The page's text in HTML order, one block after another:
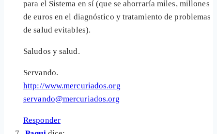
para el Sistema en sí (que se ahorraría miles, millones
de euros en el diagnóstico y tratamiento de problemas
de salud evitables).
Saludos y salud.
Servando.
http://www.mercuriados.org
servando@mercuriados.org
Responder